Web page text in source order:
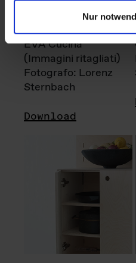
Nur
EVA Cucina
(Immagini ritagliati)
Fotografo: Lorenz
Sternbach
Download